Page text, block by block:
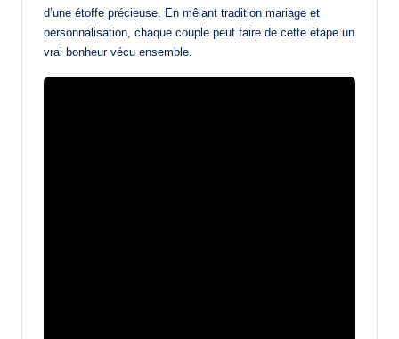
d’une étoffe précieuse. En mêlant tradition mariage et
personnalisation, chaque couple peut faire de cette étape un
vrai bonheur vécu ensemble.